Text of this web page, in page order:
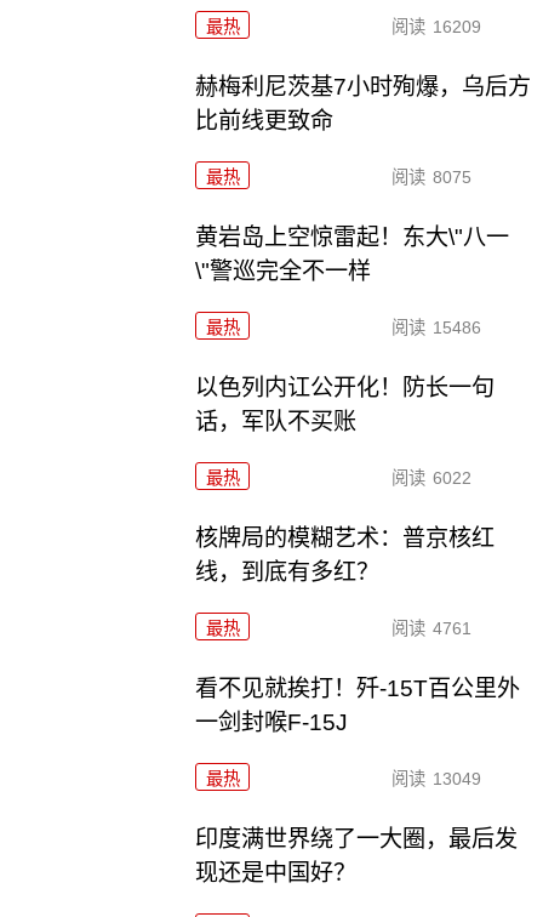
最热 阅读 16209
赫梅利尼茨基7小时殉爆，乌后方
比前线更致命
最热 阅读 8075
黄岩岛上空惊雷起！东大\"八一
\"警巡完全不一样
最热 阅读 15486
以色列内讧公开化！防长一句
话，军队不买账
最热 阅读 6022
核牌局的模糊艺术：普京核红
线，到底有多红？
最热 阅读 4761
看不见就挨打！歼-15T百公里外
一剑封喉F-15J
最热 阅读 13049
印度满世界绕了一大圈，最后发
现还是中国好？